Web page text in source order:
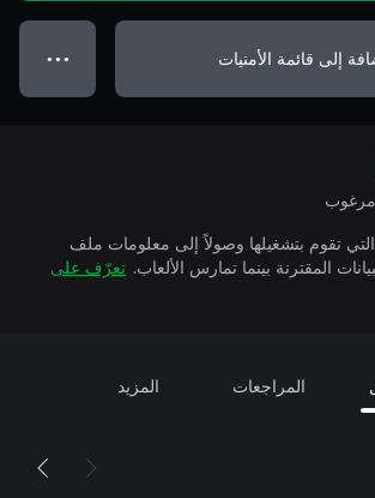
إلى قائمة الأمنيات ● ● ●
التي تقوم بتشغيلها وصولاً إلى معلومات ملف
تعرّف على
المراجعات المزيد